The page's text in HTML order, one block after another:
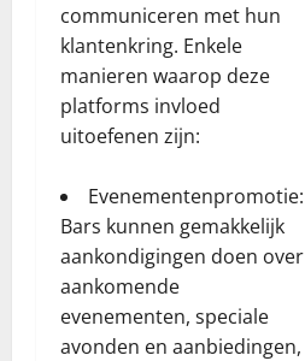
communiceren met hun
klantenkring. Enkele
manieren waarop deze
platforms invloed
uitoefenen zijn:
Evenementenpromotie:
Bars kunnen gemakkelijk
aankondigingen doen over
aankomende
evenementen, speciale
avonden en aanbiedingen,